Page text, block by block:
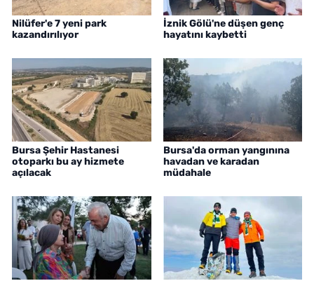
Nilüfer'e 7 yeni park
kazandırılıyor
İznik Gölü'ne düşen genç
hayatını kaybetti
Bursa Şehir Hastanesi
otoparkı bu ay hizmete
açılacak
Bursa'da orman yangınına
havadan ve karadan
müdahale